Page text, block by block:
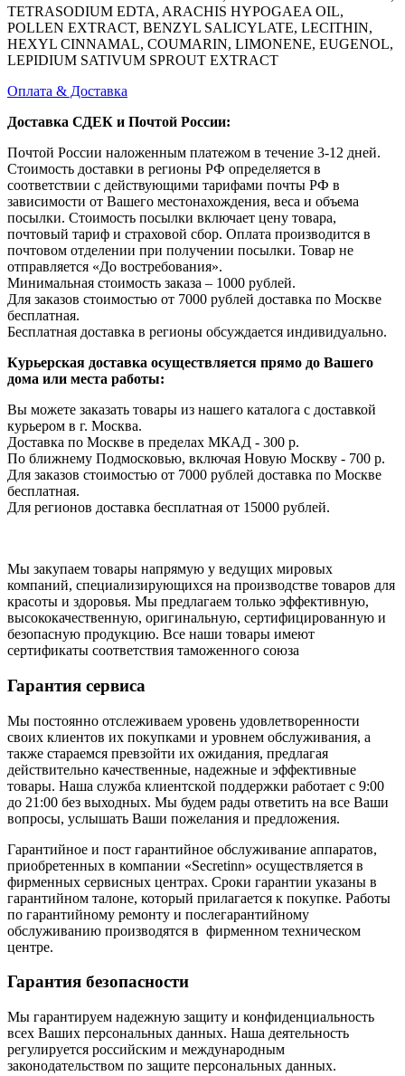
TETRASODIUM EDTA, ARACHIS HYPOGAEA OIL,
POLLEN EXTRACT, BENZYL SALICYLATE, LECITHIN,
HEXYL CINNAMAL, COUMARIN, LIMONENE, EUGENOL,
LEPIDIUM SATIVUM SPROUT EXTRACT
Оплата & Доставка
Доставка СДЕК и Почтой России:
Почтой России наложенным платежом в течение 3-12 дней.
Стоимость доставки в регионы РФ определяется в
соответствии с действующими тарифами почты РФ в
зависимости от Вашего местонахождения, веса и объема
посылки. Стоимость посылки включает цену товара,
почтовый тариф и страховой сбор. Оплата производится в
почтовом отделении при получении посылки. Товар не
отправляется «До востребования».
Минимальная стоимость заказа – 1000 рублей.
Для заказов стоимостью от 7000 рублей доставка по Москве
бесплатная.
Бесплатная доставка в регионы обсуждается индивидуально.
Курьерская доставка осуществляется прямо до Вашего
дома или места работы:
Вы можете заказать товары из нашего каталога с доставкой
курьером в г. Москва.
Доставка по Москве в пределах МКАД - 300 р.
По ближнему Подмосковью, включая Новую Москву - 700 р.
Для заказов стоимостью от 7000 рублей доставка по Москве
бесплатная.
Для регионов доставка бесплатная от 15000 рублей.
Мы закупаем товары напрямую у ведущих мировых
компаний, специализирующихся на производстве товаров для
красоты и здоровья. Мы предлагаем только эффективную,
высококачественную, оригинальную, сертифицированную и
безопасную продукцию. Все наши товары имеют
сертификаты соответствия таможенного союза
Гарантия сервиса
Мы постоянно отслеживаем уровень удовлетворенности
своих клиентов их покупками и уровнем обслуживания, а
также стараемся превзойти их ожидания, предлагая
действительно качественные, надежные и эффективные
товары. Наша служба клиентской поддержки работает с 9:00
до 21:00 без выходных. Мы будем рады ответить на все Ваши
вопросы, услышать Ваши пожелания и предложения.
Гарантийное и пост гарантийное обслуживание аппаратов,
приобретенных в компании «Secretinn» осуществляется в
фирменных сервисных центрах. Сроки гарантии указаны в
гарантийном талоне, который прилагается к покупке. Работы
по гарантийному ремонту и послегарантийному
обслуживанию производятся в фирменном техническом
центре.
Гарантия безопасности
Мы гарантируем надежную защиту и конфиденциальность
всех Ваших персональных данных. Наша деятельность
регулируется российским и международным
законодательством по защите персональных данных.